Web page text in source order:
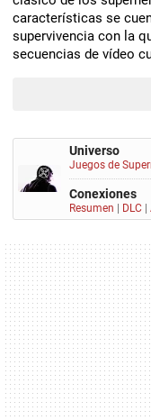
características se
supervivencia con la
secuencias de vídeo
Universo
Juegos de
Conexiones
Resumen DLC